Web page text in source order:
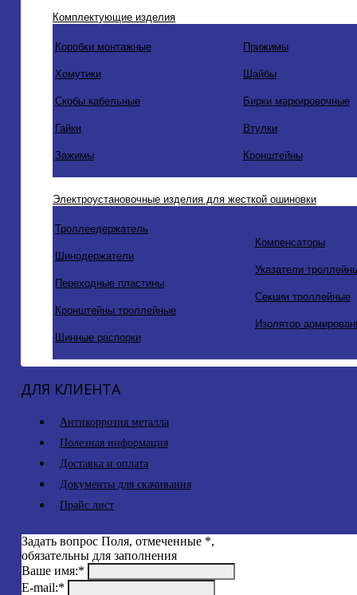
Комплектующие изделия
Коробки монтажные
Хомутики
Скобы кабельные
Гайки
Зажимы
Прижимы
Шайбы
Бирки маркировочные
Втулки
Кронштейны
Электроустановочные изделия для жесткой ошиновки
Троллеедержатель
Шинодержатели
Переходные пластины
Кронштейны троллейные
Шинные распорки
Компенсаторы
Указатели
Секции троллейные
Изолятор
ДЛЯ КЛИЕНТА
Антикоррозия металла
Полезная информация
Доставка и оплата
Документы для скачивания
Прайс лист
Задать вопрос Поля, отмеченные *,
обязательны для заполнения
Ваше имя:*
E-mail:*